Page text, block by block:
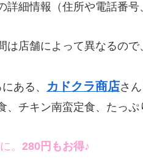
詳細情報（住所や電話番
店舗によって異なるので
ある、 カドクラ商店さん
、チキン南蛮定食、たっ
に。 280円もお得♪